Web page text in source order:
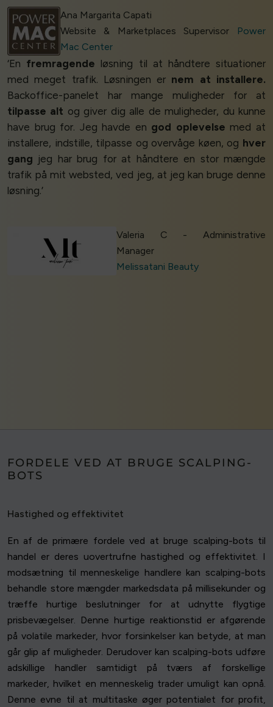
Ana Margarita Capati
Website & Marketplaces Supervisor
Power
Mac Center
‘En fremragende løsning til at håndtere situationer
med meget trafik. Løsningen er nem at installere.
Backoffice-panelet har mange muligheder for at
tilpasse alt og giver dig alle de muligheder, du kunne
have brug for. Jeg havde en god oplevelse med at
installere, indstille, tilpasse og overvåge køen, og hver
gang jeg har brug for at håndtere en stor mængde
trafik på mit websted, ved jeg, at jeg kan bruge denne
løsning.’
Valeria C - Administrative
Manager
Melissatani Beauty
FORDELE VED AT BRUGE SCALPING-
BOTS
Hastighed og effektivitet
En af de primære fordele ved at bruge scalping-bots til
handel er deres uovertrufne hastighed og effektivitet. I
modsætning til menneskelige handlere kan scalping-bots
behandle store mængder markedsdata på millisekunder og
træffe hurtige beslutninger for at udnytte flygtige
prisbevægelser. Denne hurtige reaktionstid er afgørende
på volatile markeder, hvor forsinkelser kan betyde, at man
går glip af muligheder. Derudover kan scalping-bots udføre
adskillige handler samtidigt på tværs af forskellige
markeder, hvilket en menneskelig trader umuligt kan opnå.
Denne evne til at multitaske øger potentialet for profit,